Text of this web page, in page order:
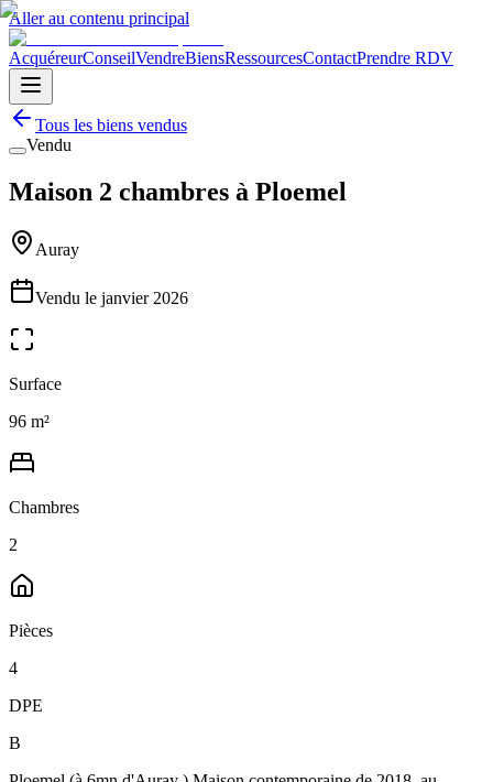
Aller au contenu principal
AcquéreurConseilVendreBiensRessourcesContactPrendre RDV
Tous les biens vendus
Vendu
Maison 2 chambres à Ploemel
Auray
Vendu le janvier 2026
Surface
96 m²
Chambres
2
Pièces
4
DPE
B